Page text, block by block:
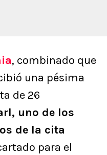
, combinado que
una pésima
de 26
uno de los
de la cita
para el